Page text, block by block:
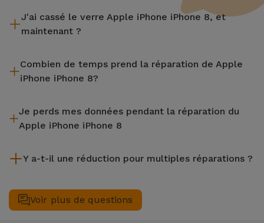
J'ai cassé le verre Apple iPhone iPhone 8, et
maintenant ?
de 2 ans. Trouvez le magasin le plus proche.
Combien de temps prend la réparation de Apple
iPhone iPhone 8?
l'écran, sont effectuées en environ 20 à 30 minutes.
Je perds mes données pendant la réparation du
Apple iPhone iPhone 8
il est toujours recommandé de faire une sauvegarde. La page
des fichiers.
Y a-t-il une réduction pour multiples réparations ?
complète de votre équipement. Si votre Apple iPhone iPhone
8 nécessite deux ou plusieurs interventions techniques
Voir plus de questions